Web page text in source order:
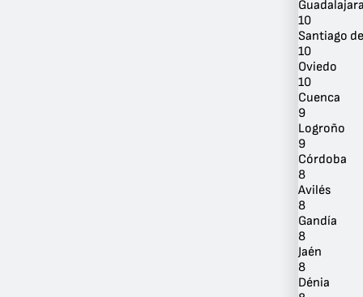
10
Santiago
10
Oviedo
10
Cuenca
9
Logroño
9
Córdoba
8
Avilés
8
Gandía
8
Jaén
8
Dénia